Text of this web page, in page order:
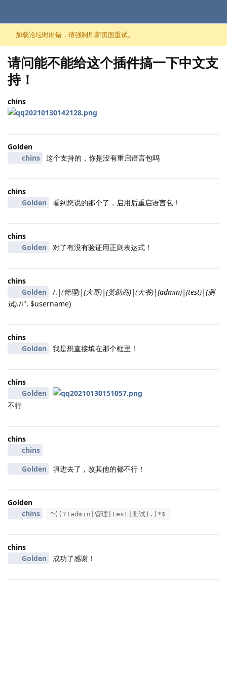
跳至内容
加载论坛时出错，请强制刷新页面重试。
请问能不能给这个插件搞一下中文支
持！
chins
Golden
chins
这个支持的，你是没有重启语言包吗
chins
Golden
看到您说的那个了，启用后重启语言包！
chins
Golden
对了有没有验证用正则表达式！
chins
Golden
/. |(管理)|(大哥)|(赞助商)|(大爷)|(admin)|(test)|(测
试)./i", $username)
chins
Golden
我是想直接填在那个框里！
chins
Golden
不行
chins
chins
Golden
填进去了，改其他的都不行！
Golden
chins
^((?!admin|管理|test|测试).)*$
chins
Golden
成功了感谢！